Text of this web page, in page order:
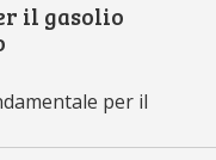
il gasolio
per il